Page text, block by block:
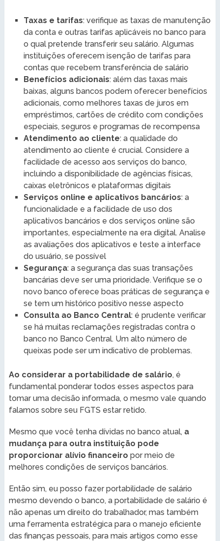
Taxas e tarifas: verifique as taxas de manutenção
da conta e outras tarifas aplicáveis no banco para
o qual pretende transferir seu salário. Algumas
instituições oferecem isenção de tarifas para
contas que recebem transferência de salário
Benefícios adicionais: além das taxas mais
baixas, alguns bancos podem oferecer benefícios
adicionais, como melhores taxas de juros em
empréstimos, cartões de crédito com condições
especiais, seguros e programas de recompensa
Atendimento ao cliente: a qualidade do
atendimento ao cliente é crucial. Considere a
facilidade de acesso aos serviços do banco,
incluindo a disponibilidade de agências físicas,
caixas eletrônicos e plataformas digitais
Serviços online e aplicativos bancários: a
funcionalidade e a facilidade de uso dos
aplicativos bancários e dos serviços online são
importantes, especialmente na era digital. Analise
as avaliações dos aplicativos e teste a interface
do usuário, se possível
Segurança: a segurança das suas transações
bancárias deve ser uma prioridade. Verifique se o
novo banco oferece boas práticas de segurança e
se tem um histórico positivo nesse aspecto
Consulta ao Banco Central: é prudente verificar
se há muitas reclamações registradas contra o
banco no Banco Central. Um alto número de
queixas pode ser um indicativo de problemas.
Ao considerar a portabilidade de salário, é
fundamental ponderar todos esses aspectos para
tomar uma decisão informada, o mesmo vale quando
falamos sobre seu FGTS estar retido.
Mesmo que você tenha dívidas no banco atual, a
mudança para outra instituição pode
proporcionar alívio financeiro por meio de
melhores condições de serviços bancários.
Então sim, eu posso fazer portabilidade de salário
mesmo devendo o banco, a portabilidade de salário é
não apenas um direito do trabalhador, mas também
uma ferramenta estratégica para o manejo eficiente
das finanças pessoais, para mais artigos como esse